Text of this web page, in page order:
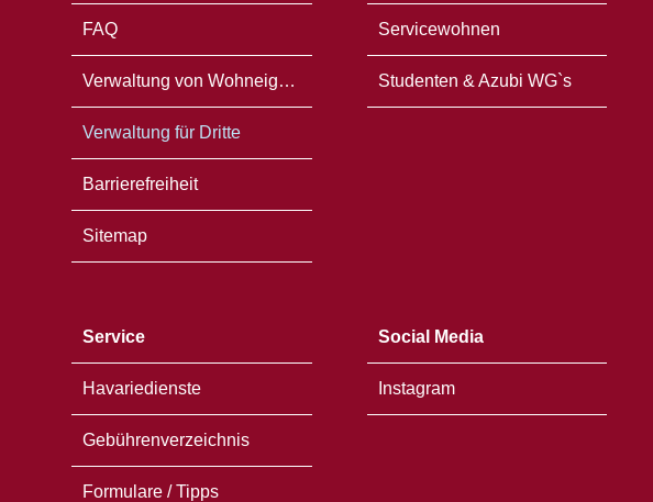
FAQ
Verwaltung von Wohneigentum
Verwaltung für Dritte
Barrierefreiheit
Sitemap
Servicewohnen
Studenten & Azubi WG`s
Service
Havariedienste
Gebührenverzeichnis
Formulare / Tipps
Social Media
Instagram